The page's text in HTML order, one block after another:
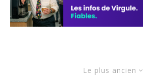
Le plus ancien